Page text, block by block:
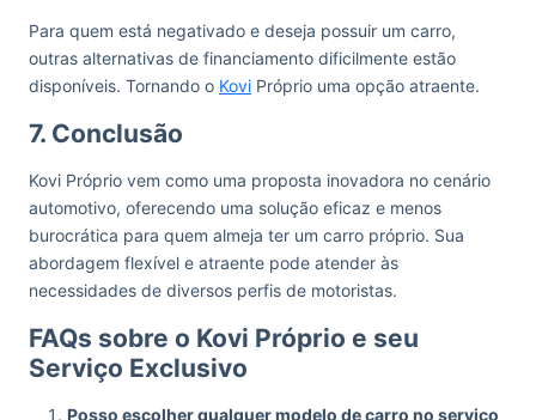
Para quem está negativado e deseja possuir um carro,
outras alternativas de financiamento dificilmente estão
disponíveis. Tornando o Kovi Próprio uma opção atraente.
7. Conclusão
Kovi Próprio vem como uma proposta inovadora no cenário
automotivo, oferecendo uma solução eficaz e menos
burocrática para quem almeja ter um carro próprio. Sua
abordagem flexível e atraente pode atender às
necessidades de diversos perfis de motoristas.
FAQs sobre o Kovi Próprio e seu
Serviço Exclusivo
Posso escolher qualquer modelo de carro no serviço